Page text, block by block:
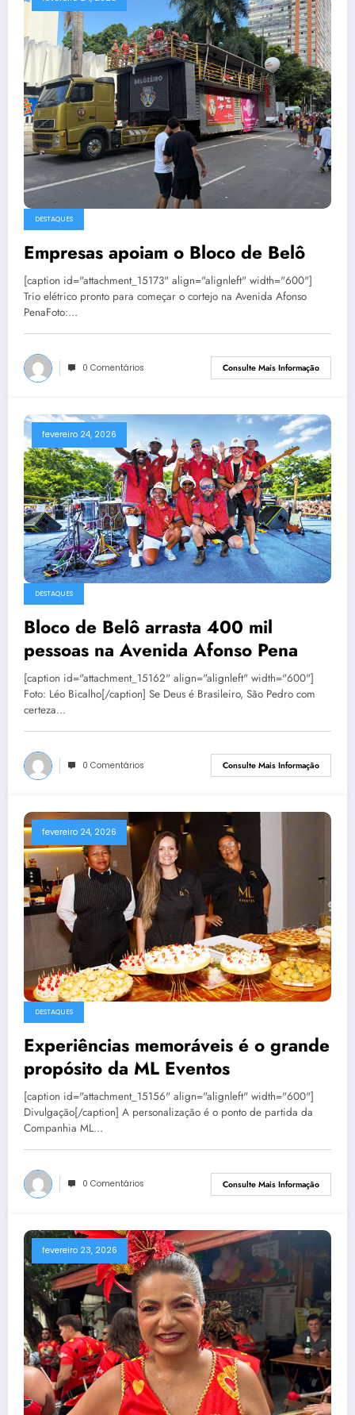
DESTAQUES
Empresas apoiam o Bloco de Belô
[caption id="attachment_15173" align="alignleft" width="600"]
Trio elétrico pronto para começar o cortejo na Avenida Afonso
PenaFoto:…
0 Comentários Consulte Mais Informação
fevereiro 24, 2026
DESTAQUES
Bloco de Belô arrasta 400 mil
pessoas na Avenida Afonso Pena
[caption id="attachment_15162" align="alignleft" width="600"]
Foto: Léo Bicalho[/caption] Se Deus é Brasileiro, São Pedro com
certeza…
0 Comentários Consulte Mais Informação
fevereiro 24, 2026
DESTAQUES
Experiências memoráveis é o grande
propósito da ML Eventos
[caption id="attachment_15156" align="alignleft" width="600"]
Divulgação[/caption] A personalização é o ponto de partida da
Companhia ML…
0 Comentários Consulte Mais Informação
fevereiro 23, 2026